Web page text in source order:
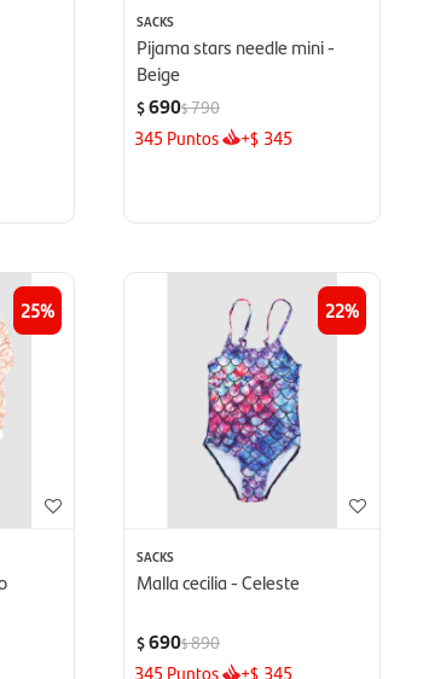
SACKS
Pijama stars needle mini -
Beige
$690$790
345 Puntos +$ 345
25 22
SACKS
Malla cecilia - Celeste
$690$890
345 Puntos +$ 345